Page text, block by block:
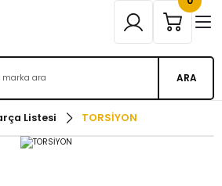
ARA
Listesi TORSİYON